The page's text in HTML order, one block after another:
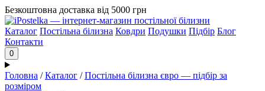
Безкоштовна доставка від 5000 грн
Каталог Постільна білизна Ковдри Подушки Підбір Блог
Контакти
0
Головна /Каталог /Постільна білизна євро — підбір за
розміром